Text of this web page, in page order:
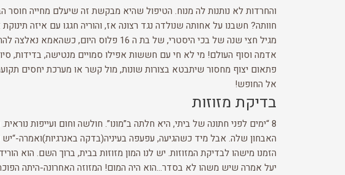
והחרדות לא נותנות לה מנוח. הטיפול שהיא מבקשת זה שיעלם מחייה
חוותה? חשבנו על אחותה שנולדה נגד רצונה אז, והוריה חגגו עם איזה
מגיל חצי שנה של בכי היסטרי, של בת ה
אדמה וסוף העולם! מי לא חי עם חששות אפילו סמויים מנטישה, בדידות,
פתאום יצוף מחסור שיתבטא בצורות שונות, מול קשר או מערכת יחסים
אל החופש!
בדיקת מזוזות
8 “ימים לפני חתונה של ביתי, היא חלתה ב”מונו”. חולשה וחום ועייפות
האבחון שלה. אבל מיד כשהגיעה, עפעפה בעיניה(בדקה באנרגיות)ואמרה-
הזמנו מישהו לבדיקת המזוזות. יש לנו המון מזוזות בבית, ברוך השם. הוא
יעל אמרה שיש משהו לא בסדר…הוא היה המום! המזוזה האחרונה-היתה